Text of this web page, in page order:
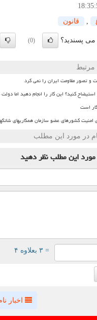
قانون
می پسندید؟ (0)
مرتبط
و تصور مقاومت ایران را نمی کرد
کنید؟ این کار را انجام دهید اما
است
کشورهای عضو سازمان همکاریهای
در مورد این مطلب
این مطلبنظر دهید
= ۳ بعلاوه ۴
اخبار